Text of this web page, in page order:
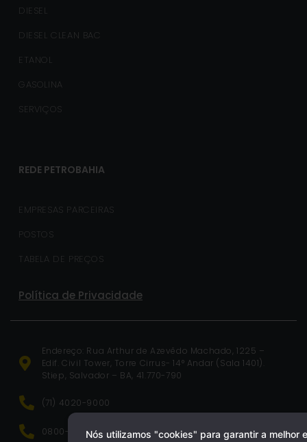
DIESEL
DIESEL CLEAN BAC
ETANOL
GASOLINA
SERVIÇOS
REDE PETROBAHIA
EMPRESAS PARCEIRAS
POSTOS
TABELA DE PREÇOS
Política de Privacidade
Endereço: Rua Arthur de Azevêdo Machado, 1225 –
Edif. Civil Tower, Torre Cirrus- 14° Andar (Sala 1401).
Stiep, Salvador – BA, 41.770-790
(71) 4020-9000
0800-071-0499Nós utilizamos "cookies" para garantir a melhor